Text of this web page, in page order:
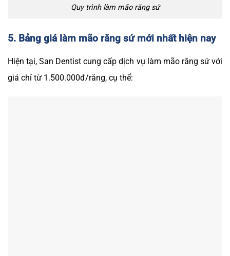
Quy trình làm mão răng sứ
5. Bảng giá làm mão răng sứ mới nhất hiện nay
Hiện tại, San Dentist cung cấp dịch vụ làm mão răng sứ với
giá chỉ từ 1.500.000đ/răng, cụ thể: